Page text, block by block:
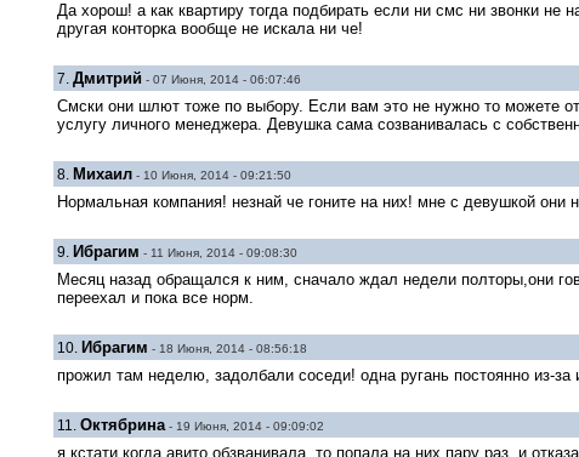
Да хорош! а как квартиру тогда подбирать если ни смс ни звонки
другая конторка вообще не искала ни че!
7. Дмитрий - 07 Июня, 2014 - 06:07:46
Смски они шлют тоже по выбору. Если вам это не нужно то можете
услугу личного менеджера. Девушка сама созванивалась с
8. Михаил- 10 Июня, 2014 - 09:21:50
Нормальная компания! незнай че гоните на них! мне с девушкой
9. Ибрагим - 11 Июня, 2014 - 09:08:30
Месяц назад обращался к ним, сначало ждал недели полторы,они
переехал и пока все норм.
10. Ибрагим - 18 Июня, 2014 - 08:56:18
прожил там неделю, задолбали соседи! одна ругань постоянно из-
11. Октябрина- 19 Июня, 2014 - 09:09:02
я кстати когда авито обзванивала, то попала на них пару раз, и